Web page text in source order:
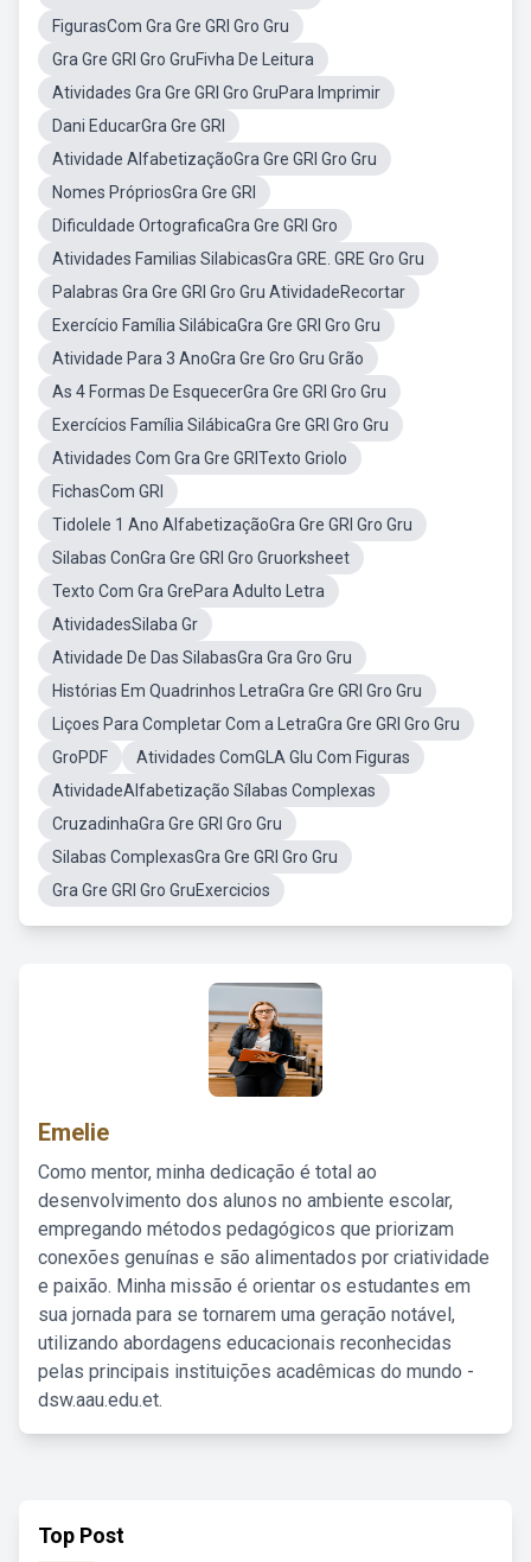
FigurasCom Gra Gre GRI Gro Gru
Gra Gre GRI Gro GruFivha De Leitura
Atividades Gra Gre GRI Gro GruPara Imprimir
Dani EducarGra Gre GRI
Atividade AlfabetizaçãoGra Gre GRI Gro Gru
Nomes PrópriosGra Gre GRI
Dificuldade OrtograficaGra Gre GRI Gro
Atividades Familias SilabicasGra GRE. GRE Gro Gru
Palabras Gra Gre GRI Gro Gru AtividadeRecortar
Exercício Família SilábicaGra Gre GRI Gro Gru
Atividade Para 3 AnoGra Gre Gro Gru Grão
As 4 Formas De EsquecerGra Gre GRI Gro Gru
Exercícios Família SilábicaGra Gre GRI Gro Gru
Atividades Com Gra Gre GRITexto Griolo
FichasCom GRI
Tidolele 1 Ano AlfabetizaçãoGra Gre GRI Gro Gru
Silabas ConGra Gre GRI Gro Gruorksheet
Texto Com Gra GrePara Adulto Letra
AtividadesSilaba Gr
Atividade De Das SilabasGra Gra Gro Gru
Histórias Em Quadrinhos LetraGra Gre GRI Gro Gru
Liçoes Para Completar Com a LetraGra Gre GRI Gro Gru
GroPDF
Atividades ComGLA Glu Com Figuras
AtividadeAlfabetização Sílabas Complexas
CruzadinhaGra Gre GRI Gro Gru
Silabas ComplexasGra Gre GRI Gro Gru
Gra Gre GRI Gro GruExercicios
Emelie
Como mentor, minha dedicação é total ao
desenvolvimento dos alunos no ambiente escolar,
empregando métodos pedagógicos que priorizam
conexões genuínas e são alimentados por criatividade
e paixão. Minha missão é orientar os estudantes em
sua jornada para se tornarem uma geração notável,
utilizando abordagens educacionais reconhecidas
pelas principais instituições acadêmicas do mundo -
dsw.aau.edu.et.
Top Post